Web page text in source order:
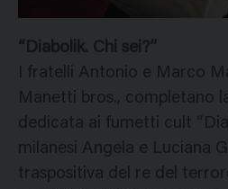
“Diabolik. Chi sei?”
I fratelli Antonio e Marco
Manetti bros., completano
dedicata ai fumetti cult
milanesi Angela e Luciana
traspositiva del re del